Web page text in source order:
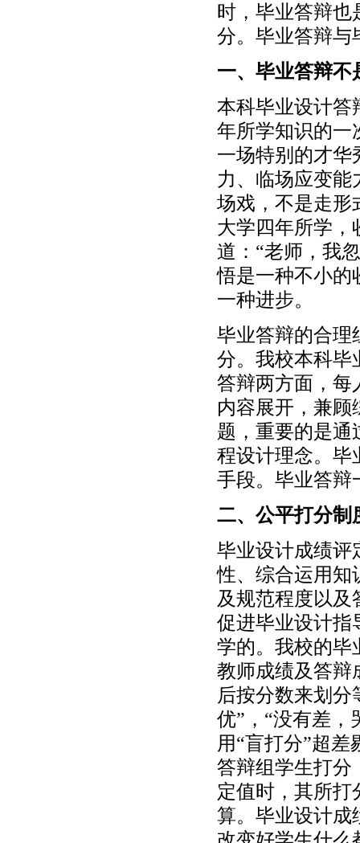
时，毕业答辩也
分。毕业答辩与
一、毕业答辩不
本科毕业设计答
年所学知识的一
一场特别的才华
力、临场应变
场戏，不是走形
大学四年所学，
道：“老师，我
悟是一种不小的
一种进步。
毕业答辩的合理
分。我校本科毕
答辩两方面，每
内容展开，兼
题，重要的是通
程设计理念。毕
手段。毕业答辩
二、公平打分制
毕业设计成绩评
性、综合运用知
及规范程度以
促进毕业设计指
学的。我校的毕
教师成绩及答辩
后按分数来划
优”，“没有差，
用“盲打分”超
答辩组学生打分
定值时，其所
算。毕业设计成